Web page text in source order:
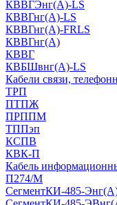
КВВГЭнг(А)-LS
КВВГнг(А)-LS
КВВГнг(А)-FRLS
КВВГнг(А)
КВВГ
КВБШвнг(А)-LS
Кабели связи,
ТРП
ПТПЖ
ПРППМ
ТППэп
КСПВ
КВК-П
Кабель
П274/М
СегментКИ-485-